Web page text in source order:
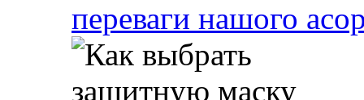
переваги нашого